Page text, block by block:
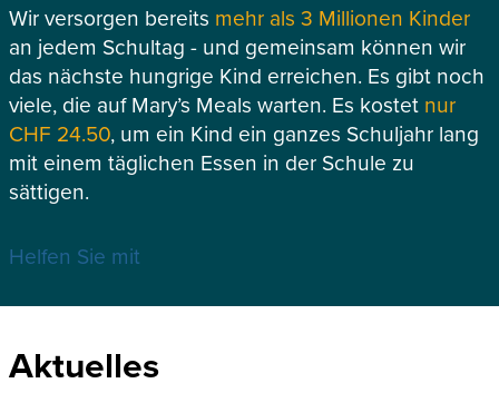
Wir versorgen bereits mehr als 3 Millionen Kinder
an jedem Schultag - und gemeinsam können wir
das nächste hungrige Kind erreichen. Es gibt noch
viele, die auf Mary’s Meals warten. Es kostet nur
CHF 24.50, um ein Kind ein ganzes Schuljahr lang
mit einem täglichen Essen in der Schule zu
sättigen.
Helfen Sie mit
Aktuelles